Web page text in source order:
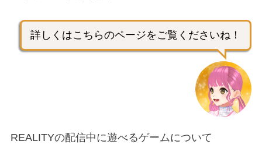
詳しくはこちらのページをご覧くださいね！
REALITYの配信中に遊べるゲームについて